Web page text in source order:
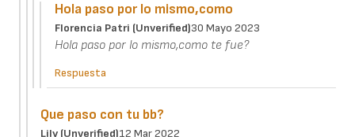
Hola paso por lo mismo,como
Florencia Patri (unverified)30 Mayo 2023
Hola paso por lo mismo,como te fue?
Respuesta
Que paso con tu bb?
Lily (unverified)12 Mar 2022